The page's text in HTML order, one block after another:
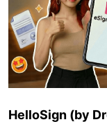
HelloSign (by